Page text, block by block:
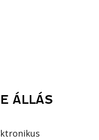
ÁLLÁS